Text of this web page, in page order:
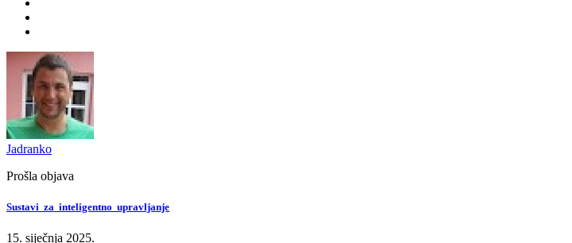
Jadranko
Prošla objava
Sustavi za inteligentno upravljanje
15. siječnja 2025.